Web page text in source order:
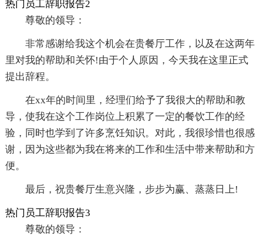
热门员工辞职报告2
尊敬的领导：
非常感谢给我这个机会在贵餐厅工作，以及在这两年
里对我的帮助和关怀!由于个人原因，今天我在这里正式
提出辞程。
在xx年的时间里，经理们给予了我很大的帮助和教
导，使我在这个工作岗位上积累了一定的餐饮工作的经
验，同时也学到了许多烹饪知识。对此，我很珍惜也很感
谢，因为这些都为我在将来的工作和生活中带来帮助和方
便。
最后，祝贵餐厅生意兴隆，步步为赢、蒸蒸日上!
热门员工辞职报告3
尊敬的领导：